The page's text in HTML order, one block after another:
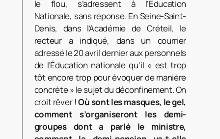
le flou, s’adressent à l’Education
Nationale, sans réponse. En Seine-Saint-
Denis, dans l’Académie de Créteil, le
recteur a indiqué, dans un courrier
adressé le 20 avril dernier aux personnels
de l’Éducation nationale qu’il « est trop
tôt encore trop pour évoquer de manière
concrète » le sujet du déconfinement. On
croit rêver !Où sont les masques, le gel,
comment s’organiseront les demi-
groupes dont a parlé le ministre,